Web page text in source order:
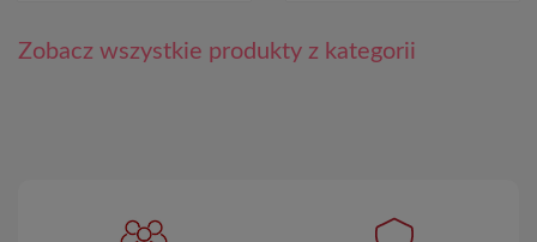
Zobacz wszystkie produkty z kategorii